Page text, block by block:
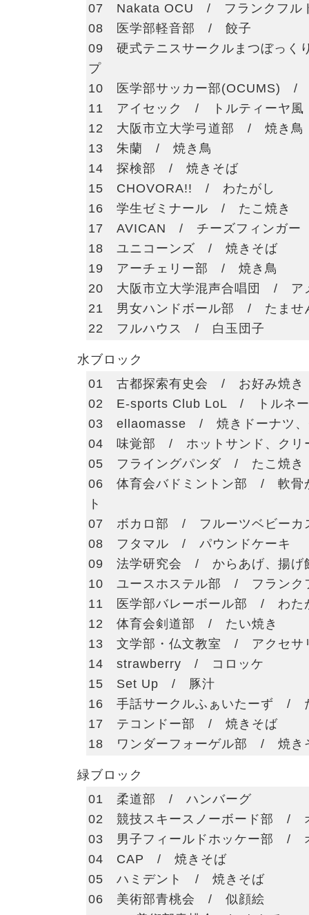
07 Nakata OCU / フランクフル
08 医学部軽音部 / 餃子
09 硬式テニスサークルまつぼっ
プ
10 医学部サッカー部(OCUMS) /
11 アイセック / トルティーヤ風
12 大阪市立大学弓道部 / 焼き鳥
13 朱蘭 / 焼き鳥
14 探検部 / 焼きそば
15 CHOVORA!! / わたがし
16 学生ゼミナール / たこ焼き
17 AVICAN / チーズフィンガー
18 ユニコーンズ / 焼きそば
19 アーチェリー部 / 焼き鳥
20 大阪市立大学混声合唱団 / ア
21 男女ハンドボール部 / たませ
22 フルハウス / 白玉団子
水ブロック
01 古都探索有史会 / お好み焼き
02 E-sports Club LoL / トルネー
03 ellaomasse / 焼きドーナツ、
04 味覚部 / ホットサンド、クリ
05 フライングパンダ / たこ焼き
06 体育会バドミントン部 / 軟骨
ト
07 ボカロ部 / フルーツベビーカ
08 フタマル / パウンドケーキ
09 法学研究会 / からあげ、揚げ
10 ユースホステル部 / フランク
11 医学部バレーボール部 / わた
12 体育会剣道部 / たい焼き
13 文学部・仏文教室 / アクセサ
14 strawberry / コロッケ
15 Set Up / 豚汁
16 手話サークルふぁいたーず /
17 テコンドー部 / 焼きそば
18 ワンダーフォーゲル部 / 焼き
緑ブロック
01 柔道部 / ハンバーグ
02 競技スキースノーボード部 /
03 男子フィールドホッケー部 /
04 CAP / 焼きそば
05 ハミデント / 焼きそば
06 美術部青桃会 / 似顔絵